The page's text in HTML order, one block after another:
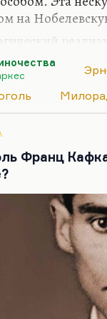
на
что это
это
реализм
целого, что
Франц